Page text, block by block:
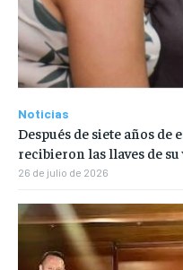
Noticias
Después de siete años de
recibieron las llaves de
26 de julio de 2026